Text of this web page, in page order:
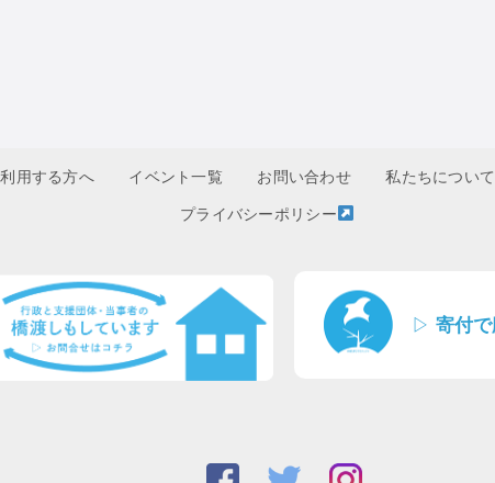
用する方へ イベント一覧 お問い合わせ 私たちについて
プライバシーポリシー
▷ 寄付